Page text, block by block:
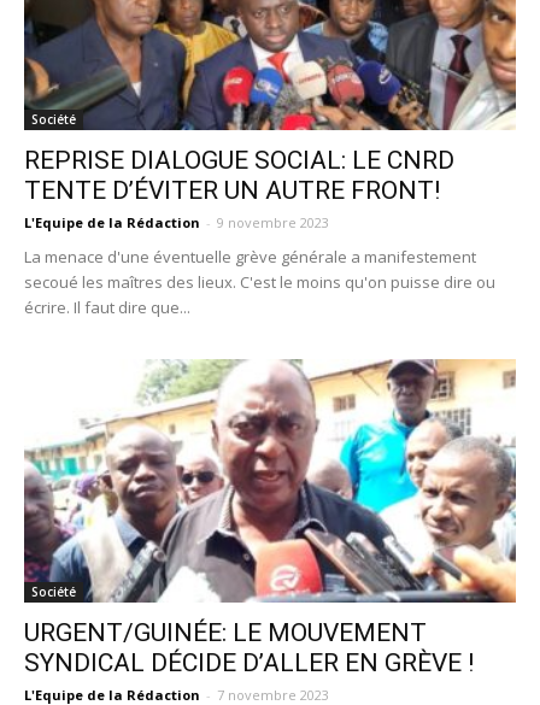
Société
REPRISE DIALOGUE SOCIAL: LE CNRD
TENTE D’ÉVITER UN AUTRE FRONT!
L'Equipe de la Rédaction - 9 novembre 2023
La menace d'une éventuelle grève générale a manifestement
secoué les maîtres des lieux. C'est le moins qu'on puisse dire ou
écrire. Il faut dire que...
Société
URGENT/GUINÉE: LE MOUVEMENT
SYNDICAL DÉCIDE D’ALLER EN GRÈVE !
L'Equipe de la Rédaction - 7 novembre 2023